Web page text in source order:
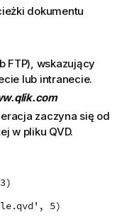
dokumentu
FTP), wskazujący
lub intranecie.
zaczyna się od
w pliku QVD.
5)